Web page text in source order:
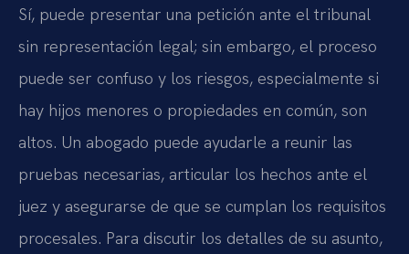
Sí, puede presentar una petición ante el tribunal
sin representación legal; sin embargo, el proceso
puede ser confuso y los riesgos, especialmente si
hay hijos menores o propiedades en común, son
altos. Un abogado puede ayudarle a reunir las
pruebas necesarias, articular los hechos ante el
juez y asegurarse de que se cumplan los requisitos
procesales. Para discutir los detalles de su asunto,